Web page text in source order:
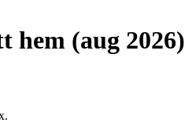
hem (aug 2026)